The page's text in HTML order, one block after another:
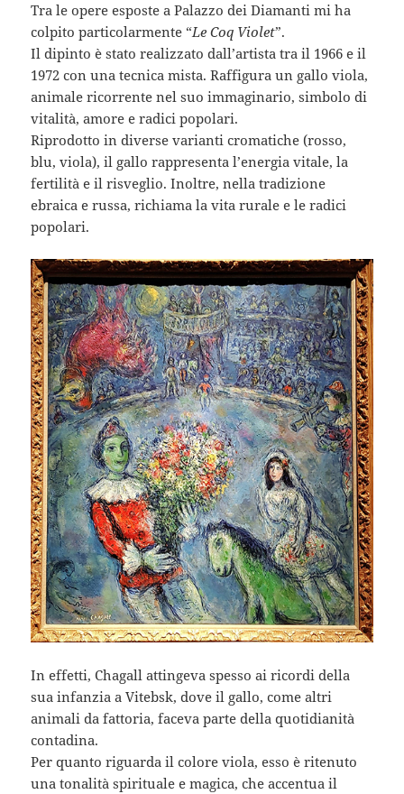
Tra le opere esposte a Palazzo dei Diamanti mi ha
colpito particolarmente “Le Coq Violet”.
Il dipinto è stato realizzato dall’artista tra il 1966 e il
1972 con una tecnica mista. Raffigura un gallo viola,
animale ricorrente nel suo immaginario, simbolo di
vitalità, amore e radici popolari.
Riprodotto in diverse varianti cromatiche (rosso,
blu, viola), il gallo rappresenta l’energia vitale, la
fertilità e il risveglio. Inoltre, nella tradizione
ebraica e russa, richiama la vita rurale e le radici
popolari.
In effetti, Chagall attingeva spesso ai ricordi della
sua infanzia a Vitebsk, dove il gallo, come altri
animali da fattoria, faceva parte della quotidianità
contadina.
Per quanto riguarda il colore viola, esso è ritenuto
una tonalità spirituale e magica, che accentua il